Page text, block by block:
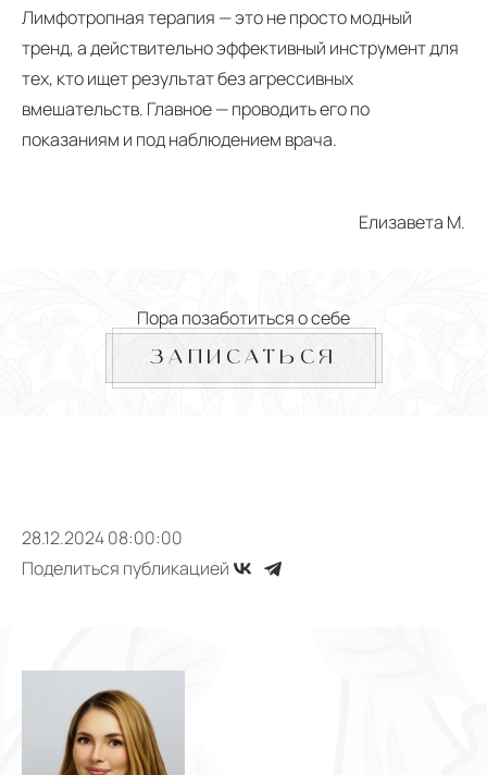
Лимфотропная терапия — это не просто модный
тренд, а действительно эффективный инструмент для
тех, кто ищет результат без агрессивных
вмешательств. Главное — проводить его по
показаниям и под наблюдением врача.
Елизавета М.
Пора позаботиться о себе
ЗАПИСАТЬСЯ
28.12.2024 08:00:00
Поделиться публикацией